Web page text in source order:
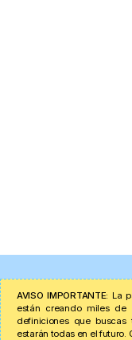
AVISO IMPORTANTE: La
están creando miles de
definiciones que
estarán todas en el futuro.